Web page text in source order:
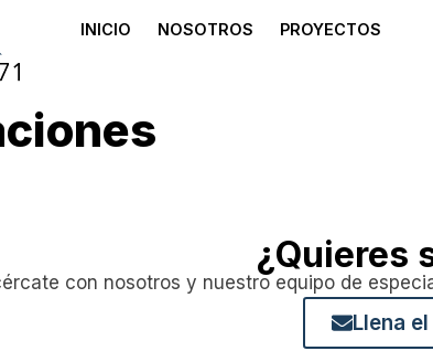
INICIO NOSOTROS PROYECTOS
¿Quieres
con nosotros y nuestro equipo de
Llena